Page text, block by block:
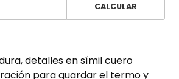
CALCULAR
detalles en símil cuero
para guardar el termo y